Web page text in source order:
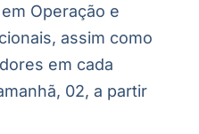
Operação e
assim como
em cada
02, a partir